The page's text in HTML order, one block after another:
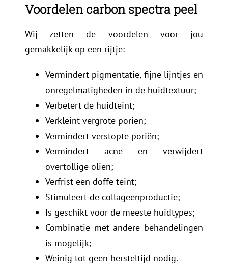
Voordelen carbon spectra peel
Wij zetten de voordelen voor jou
gemakkelijk op een rijtje:
Vermindert pigmentatie, fijne lijntjes en
onregelmatigheden in de huidtextuur;
Verbetert de huidteint;
Verkleint vergrote poriën;
Vermindert verstopte poriën;
Vermindert acne en verwijdert
overtollige oliën;
Verfrist een doffe teint;
Stimuleert de collageenproductie;
Is geschikt voor de meeste huidtypes;
Combinatie met andere behandelingen
is mogelijk;
Weinig tot geen hersteltijd nodig.